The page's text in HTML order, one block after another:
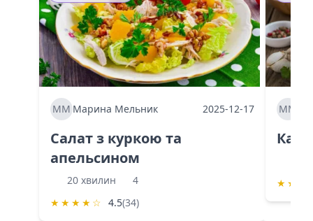
ММ Марина Мельник 2025-12-17
Салат з куркою та
апельсином
20 хвилин
4
★ ★ ★ ★ ☆ 4.5(34)
ММ
★ ★